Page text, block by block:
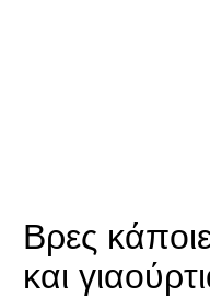
Βρες
και